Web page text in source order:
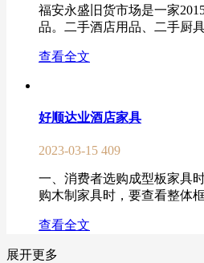
福安永盛旧货市场是一家
品。二手酒店用品、二手厨
查看全文
好顺达业酒店家具
2023-03-15 409
一、消费者选购成型板家具
购木制家具时，要查看整体
查看全文
展开更多